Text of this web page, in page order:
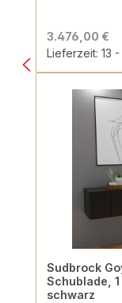
3.476,00 €
Lieferzeit: 13 -
Sudbrock
Schublade,
schwarz